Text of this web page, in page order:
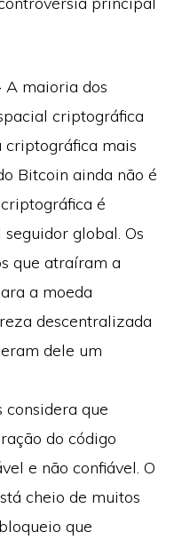
A maioria dos
criptográfica
criptográfica mais
Bitcoin ainda não é
é
global. Os
que atraíram a
a moeda
descentralizada
dele um
considera que
do código
e não confiável. O
cheio de muitos
que